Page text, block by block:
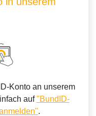
Konto an unserem
auf"BundID-
.